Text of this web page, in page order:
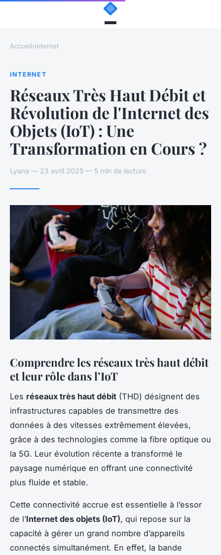
Accueil›Internet
INTERNET
Réseaux Très Haut Débit et
Révolution de l'Internet des
Objets (IoT) : Une
Transformation en Cours ?
Lyana — 23 avril 2025 — 5 min de lecture
Comprendre les réseaux très haut débit
et leur rôle dans l’IoT
Les réseaux très haut débit (THD) désignent des
infrastructures capables de transmettre des
données à des vitesses extrêmement élevées,
grâce à des technologies comme la fibre optique ou
la 5G. Leur évolution récente a transformé le
paysage numérique en offrant une connectivité
plus fluide et stable.
Cette connectivité accrue est essentielle à l’essor
de l’Internet des objets (IoT), qui repose sur la
capacité à gérer un grand nombre d’appareils
connectés simultanément. En effet, la bande